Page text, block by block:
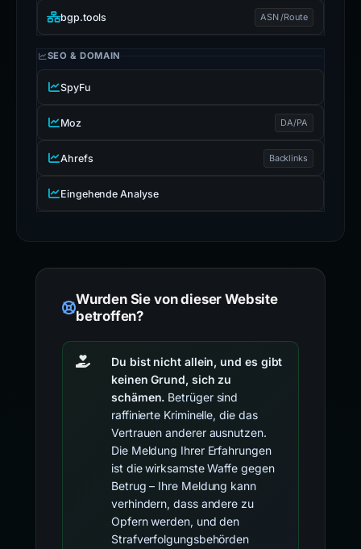
bgp.tools ASN /Route
SEO & DOMAIN
SpyFu
Moz DA/PA
Ahrefs Backlinks
Eingehende Analyse
Wurden Sie von dieser Website
betroffen?
Du bist nicht allein, und es gibt
keinen Grund, sich zu
schämen. Betrüger sind
raffinierte Kriminelle, die das
Vertrauen anderer ausnutzen.
Die Meldung Ihrer Erfahrungen
ist die wirksamste Waffe gegen
Betrug – Ihre Meldung kann
verhindern, dass andere zu
Opfern werden, und den
Strafverfolgungsbehörden